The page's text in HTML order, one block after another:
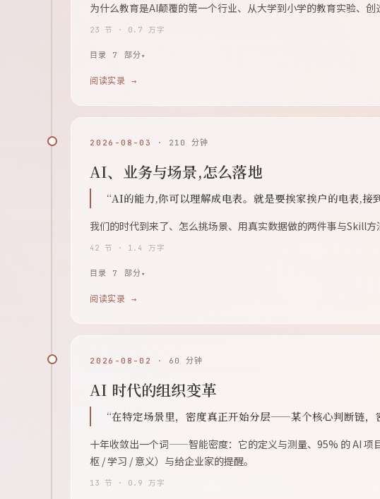
为什么教育是AI颠覆的第一个行业、从大学到小学的教育实验、
23 节 · 0.7 万字
目录 7 部分
阅读实录 →
2026-08-03 · 210 分钟
AI、业务与场景,怎么落地
“AI的能力,你可以理解成电表。就是要挨家挨户的电表,
我们的时代到来了、怎么挑场景、用真实数据做的两件事与Skill
42 节 · 1.4 万字
目录 7 部分
阅读实录 →
2026-08-02 · 60 分钟
AI 时代的组织变革
“在特定场景里，密度真正开始分层——某个核心判断链，
十年收敛出一个词——智能密度：它的定义与测量、95% 的 AI
枢 / 学习 / 意义）与给企业家的提醒。
13 节 · 0.9 万字